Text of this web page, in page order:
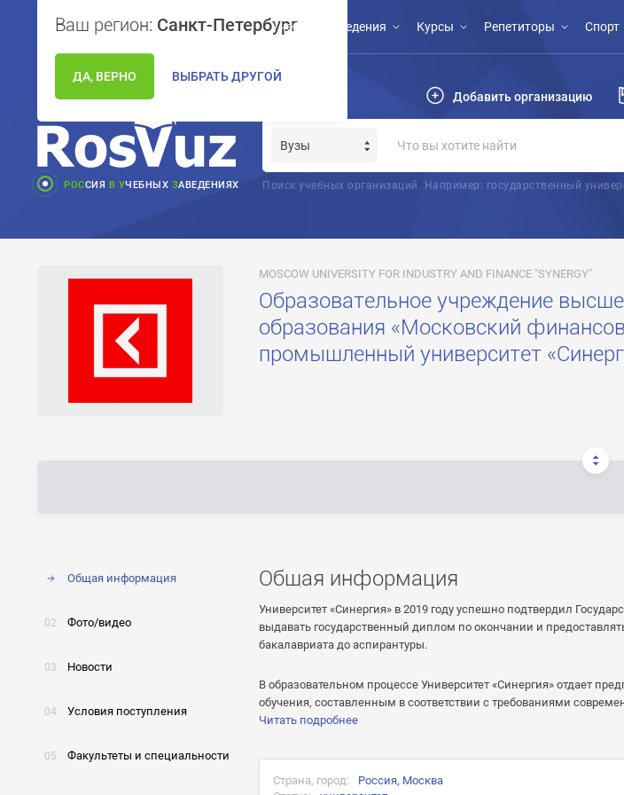
Ваш регион: Санкт-Петербург
ДА, ВЕРНО ВЫБРАТЬ ДРУГОЙ
Учебные заведения Курсы Репетиторы Спорт
Добавить организацию
РОССИЯ В УЧЕБНЫХ ЗАВЕДЕНИЯХ Поиск учебных организаций. Например: государственный
MOSCOW UNIVERSITY FOR INDUSTRY AND FINANCE "SYNERGY"
Образовательное учреждение
образования «Московский
промышленный университет
Общая информация
Фото/видео
Новости
Условия поступления
Факультеты и специальности
Общая информация
Университет «Синергия» в 2019 году успешно подтвердил
выдавать государственный диплом по окончании и
бакалавриата до аспирантуры.
В образовательном процессе Университет «Синергия» отдает
обучения, составленным в соответствии с требованиями
Читать подробнее
Страна, город: Россия, Москва